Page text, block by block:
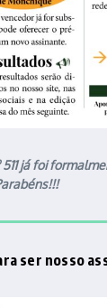
já foi
ser nosso